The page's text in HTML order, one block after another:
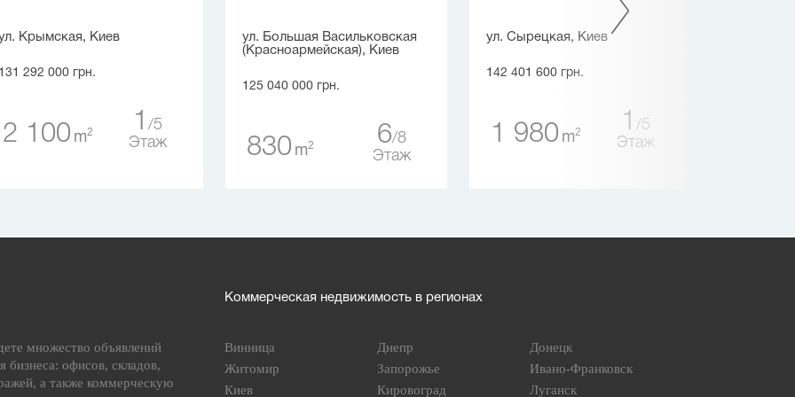
Крымская, Киев
131 292 000 грн.
2 100 m2 1
5
Этаж
ул. Большая Васильковская
(Красноармейская), Киев
125 040 000 грн.
830 m2 6 8
Этаж
ул. Сырецкая, Киев
142 401 600 грн.
1 980 m2 1
5
Этаж
множество объявлений
бизнеса: офисов, складов,
а также коммерческую
Коммерческая недвижимость в регионах
Винница Днепр
Донецк
Житомир
Запорожье
Ивано-Франковск
Киев
Кировоград Луганск